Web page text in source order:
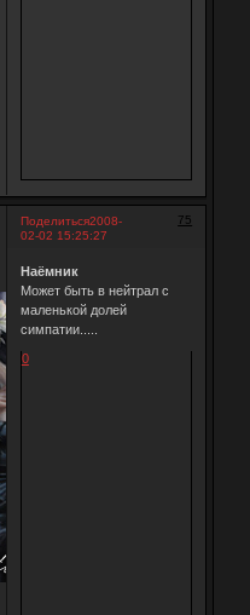
Поделиться 75
2008-
02-02 15:25:27
Наёмник
Может быть в нейтрал с
маленькой долей
симпатии.....
0